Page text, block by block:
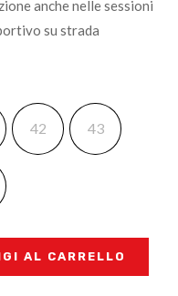
anche nelle sessioni
su strada
42 43
AL CARRELLO